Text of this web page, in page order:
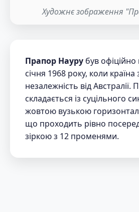
Художнє зображення
Прапор Науру був
січня 1968 року, коли країна
незалежність від Австралії.
складається із суцільного
жовтою вузькою
що проходить рівно
зіркою з 12 променями.